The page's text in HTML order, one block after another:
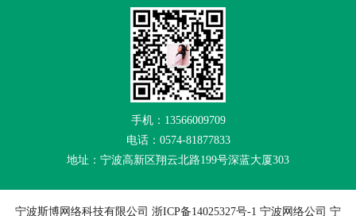
手机：13566009709
电话：0574-81877833
地址：宁波高新区翔云北路199号深蓝大厦303
宁波斯博网络科技有限公司 浙ICP备14025327号-1 宁波网络公司 宁